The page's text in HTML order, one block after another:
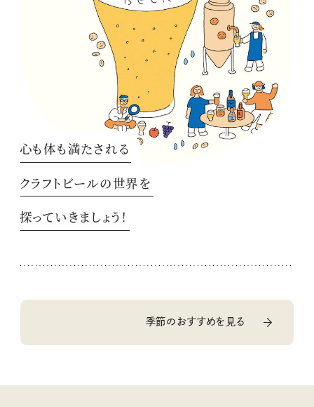
心も体も満たされる
クラフトビールの世界を
探っていきましょう！
季節のおすすめを見る